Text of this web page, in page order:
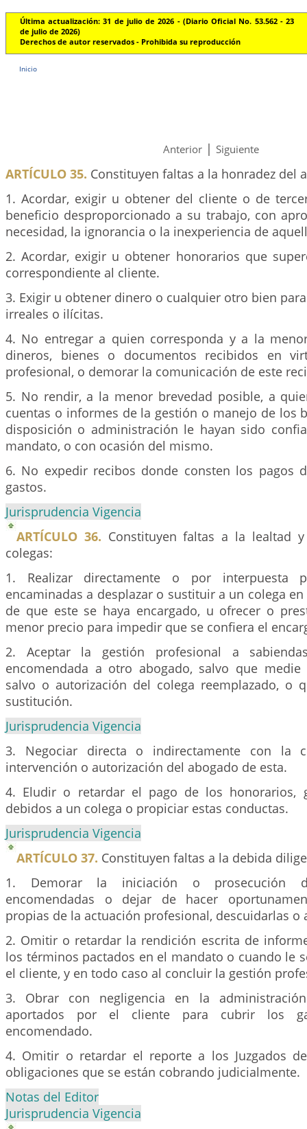
Última actualización: 31 de julio de 2026 - (Diario Oficial No. 53.562 - 23
de julio de 2026)
Derechos de autor reservados - Prohibida su reproducción
Inicio
Anterior | Siguiente
ARTÍCULO 35. Constituyen faltas a la honradez del
1. Acordar, exigir u obtener del cliente o de
beneficio desproporcionado a su trabajo, con
necesidad, la ignorancia o la inexperiencia de
2. Acordar, exigir u obtener honorarios que
correspondiente al cliente.
3. Exigir u obtener dinero o cualquier otro bien
irreales o ilícitas.
4. No entregar a quien corresponda y a la
dineros, bienes o documentos recibidos en
profesional, o demorar la comunicación de este
5. No rendir, a la menor brevedad posible, a
cuentas o informes de la gestión o manejo de los
disposición o administración le hayan sido
mandato, o con ocasión del mismo.
6. No expedir recibos donde consten los pagos
gastos.
Jurisprudencia Vigencia
ARTÍCULO 36. Constituyen faltas a la lealtad
colegas:
1. Realizar directamente o por interpuesta
encaminadas a desplazar o sustituir a un colega
de que este se haya encargado, u ofrecer o
menor precio para impedir que se confiera el
2. Aceptar la gestión profesional a
encomendada a otro abogado, salvo que
salvo o autorización del colega reemplazado, o
sustitución.
Jurisprudencia Vigencia
3. Negociar directa o indirectamente con la
intervención o autorización del abogado de esta.
4. Eludir o retardar el pago de los honorarios,
debidos a un colega o propiciar estas conductas.
Jurisprudencia Vigencia
ARTÍCULO 37. Constituyen faltas a la debida
1. Demorar la iniciación o prosecución
encomendadas o dejar de hacer
propias de la actuación profesional, descuidarlas o
2. Omitir o retardar la rendición escrita de
los términos pactados en el mandato o cuando le
el cliente, y en todo caso al concluir la gestión
3. Obrar con negligencia en la
aportados por el cliente para cubrir los
encomendado.
4. Omitir o retardar el reporte a los Juzgados
obligaciones que se están cobrando judicialmente.
Notas del Editor
Jurisprudencia Vigencia